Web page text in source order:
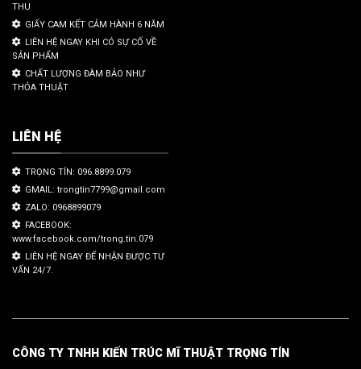
THU
GIẤY CAM KẾT CẢM HÀNH 6 NĂM
LIÊN HỆ NGAY KHI CÓ SỰ CỐ VỀ
SẢN PHẨM
CHẤT LƯỢNG ĐÀM BẢO NHƯ
THỎA THUẬT
LIÊN HỆ
TRỌNG TÍN: 096.8899.079
GMAIL: trongtin7799@gmail.com
ZALO: 0968899079
FACEBOOK:
www.facebook.com/trong.tin.079
LIÊN HỆ NGAY ĐỂ NHẬN ĐƯỢC TƯ
VẤN 24/7.
CÔNG TY TNHH KIẾN TRÚC MĨ THUẬT TRỌNG TÍN